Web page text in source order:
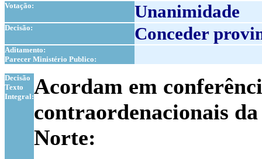
Votação: Unanimidade
Decisão: Conceder
Aditamento:
Parecer Ministério Publico:
Decisão
Texto
Integral:Acordam em
contraordenacionais
Norte: